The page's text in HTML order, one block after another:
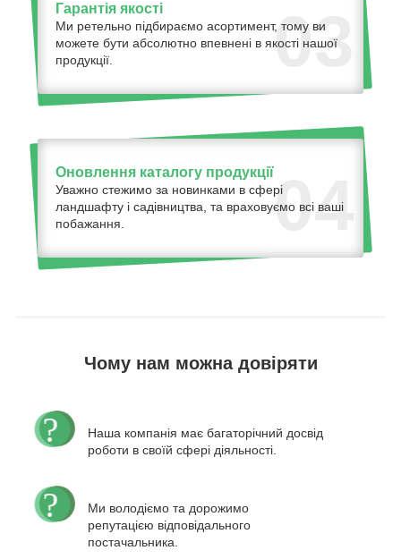
03
Гарантія якості
Ми ретельно підбираємо асортимент, тому ви
можете бути абсолютно впевнені в якості нашої
продукції.
04
Оновлення каталогу продукції
Уважно стежимо за новинками в сфері
ландшафту і садівництва, та враховуємо всі ваші
побажання.
Чому нам можна довіряти
Наша компанія має багаторічний досвід
роботи в своїй сфері діяльності.
Ми володіємо та дорожимо
репутацією відповідального
постачальника.